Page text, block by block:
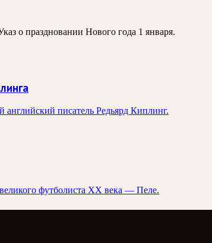
о праздновании Нового года 1 января.
английский писатель Редьярд Киплинг.
футболиста ХХ века — Пеле.